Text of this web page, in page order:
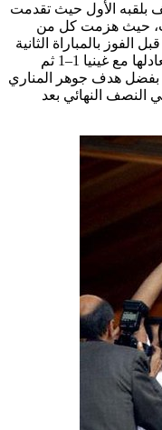
بلقبه الأول حيث تقدمت
حيث هزمت كل من
قبل الفوز بالمباراة الثانية
ضد جمهورية الكونغو الديمقراطية 3–0 وتعادلها مع غينيا 1–1 ثم
الربع النهائي بفضل هدف جوهر المناري
على نيجيريا بركلات الترجيح 5–3 في النصف النهائي بعد